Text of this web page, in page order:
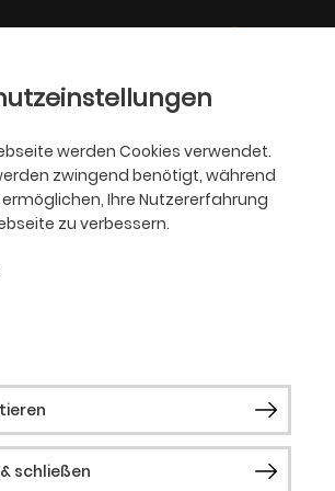
werden Cookies verwendet.
zwingend benötigt, während
Ihre Nutzererfahrung
zu verbessern.
schließen
bietet als Sechs-
Oper, Ballett, Konzert,
und Jugendtheater und
um Schüler*innen an das
der kulturellen Bildung
und sie in unmittelbarer Form
teilhaben zu lassen. Nach